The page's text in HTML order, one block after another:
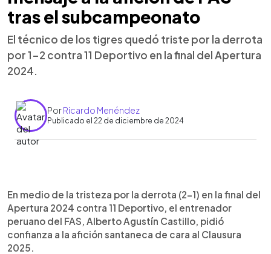
tras el subcampeonato
El técnico de los tigres quedó triste por la derrota
por 1-2 contra 11 Deportivo en la final del Apertura
2024.
PorRicardo Menéndez
Publicado el 22 de diciembre de 2024
► Escuchar artículo
En medio de la tristeza por la derrota (2-1) en la final del
Apertura 2024 contra 11 Deportivo, el entrenador
peruano del FAS, Alberto Agustín Castillo, pidió
confianza a la afición santaneca de cara al Clausura
2025.